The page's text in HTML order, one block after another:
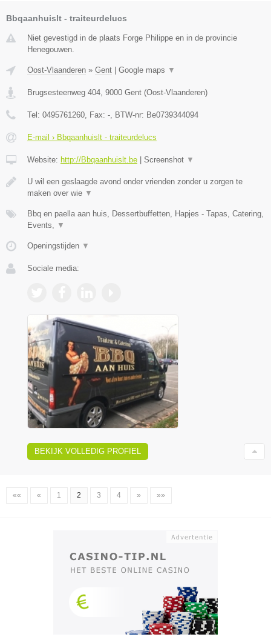
Bbqaanhuislt - traiteurdelucs
Niet gevestigd in de plaats Forge Philippe en in de provincie
Henegouwen.
Oost-Vlaanderen » Gent Google maps ▼
Brugsesteenweg 404, 9000 Gent (Oost-Vlaanderen)
Tel: 0495761260, Fax: -, BTW-nr: Be0739344094
E-mail › Bbqaanhuislt - traiteurdelucs
Website: http://Bbqaanhuislt.be Screenshot ▼
U wil een geslaagde avond onder vrienden zonder u zorgen te
maken over wie ▼
Bbq en paella aan huis, Dessertbuffetten, Hapjes - Tapas, Catering,
Events, ▼
Openingstijden ▼
Sociale media:
BEKIJK VOLLEDIG PROFIEL
«« « 1 2 3 4 » »»